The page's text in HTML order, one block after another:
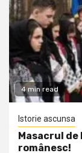
4 min read
Istorie ascunsa
Masacrul
românesc!